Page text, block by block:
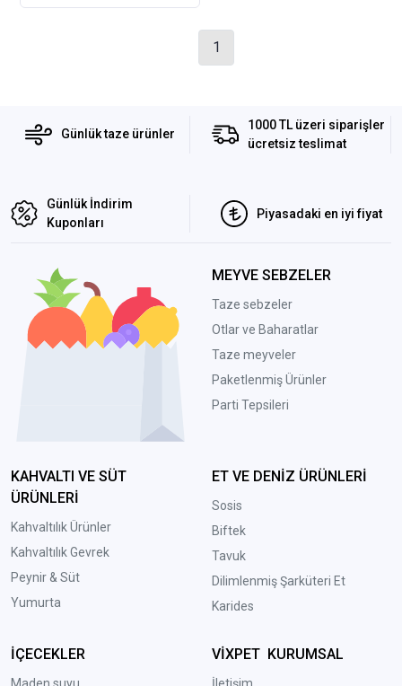
1
Günlük taze ürünler
1000 TL üzeri siparişler
ücretsiz teslimat
Günlük İndirim
Kuponları
Piyasadaki en iyi fiyat
MEYVE SEBZELER
Taze sebzeler
Otlar ve Baharatlar
Taze meyveler
Paketlenmiş Ürünler
Parti Tepsileri
KAHVALTI VE SÜT
ÜRÜNLERİ
Kahvaltılık Ürünler
Kahvaltılık Gevrek
Peynir & Süt
Yumurta
ET VE DENİZ ÜRÜNLERİ
Sosis
Biftek
Tavuk
Dilimlenmiş Şarküteri Et
Karides
İÇECEKLER VİXPET KURUMSAL